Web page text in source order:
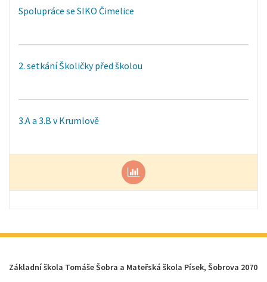
Spolupráce se SIKO Čimelice
2. setkání Školičky před školou
3.A a 3.B v Krumlově
Základní škola Tomáše Šobra a Mateřská škola Písek, Šobrova 2070